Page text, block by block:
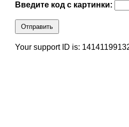
Введите код с картинки:
Отправить
Your support ID is: